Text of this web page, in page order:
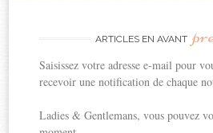
ARTICLES EN AVANT
Saisissez votre adresse e-mail pour
recevoir une notification de chaque
Ladies & Gentlemans, vous pouvez